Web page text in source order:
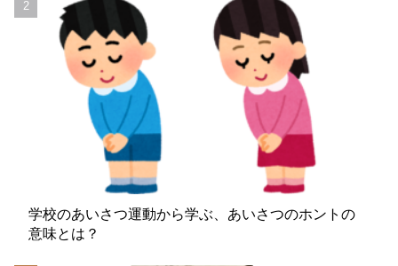
学校のあいさつ運動から学ぶ、あいさつのホントの
意味とは？